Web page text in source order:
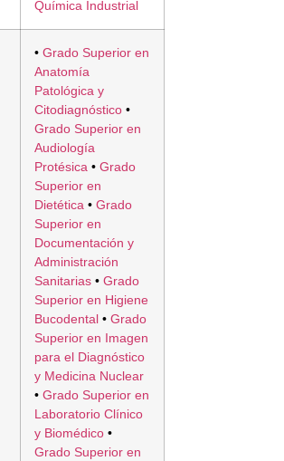
Química Industrial
• Grado Superior en
Anatomía
Patológica y
Citodiagnóstico •
Grado Superior en
Audiología
Protésica • Grado
Superior en
Dietética • Grado
Superior en
Documentación y
Administración
Sanitarias • Grado
Superior en Higiene
Bucodental • Grado
Superior en Imagen
para el Diagnóstico
y Medicina Nuclear
• Grado Superior en
Laboratorio Clínico
y Biomédico •
Grado Superior en